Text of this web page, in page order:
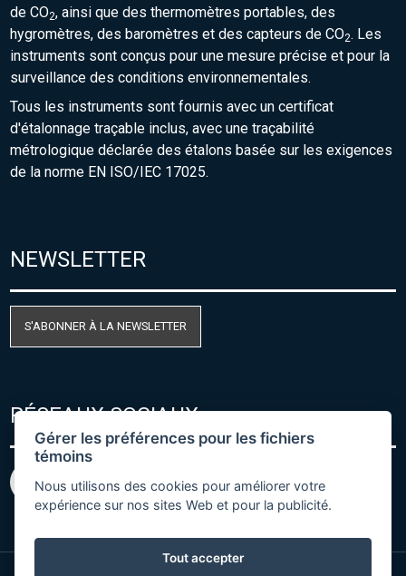
de CO2, ainsi que des thermomètres portables, des
hygromètres, des baromètres et des capteurs de CO2. Les
instruments sont conçus pour une mesure précise et pour la
surveillance des conditions environnementales.
Tous les instruments sont fournis avec un certificat
d'étalonnage traçable inclus, avec une traçabilité
métrologique déclarée des étalons basée sur les exigences
de la norme EN ISO/IEC 17025.
NEWSLETTER
S'ABONNER À LA NEWSLETTER
RÉSEAUX SOCIAUX
Gérer les préférences pour les fichiers
témoins
Nous utilisons des cookies pour améliorer votre
expérience sur nos sites Web et pour la publicité.
Tout accepter